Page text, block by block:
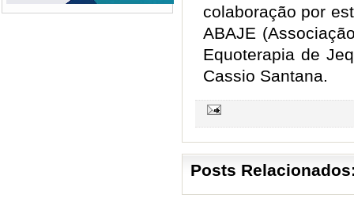
colaboração por
ABAJE
Equoterapia de
Cassio Santana.
Posts